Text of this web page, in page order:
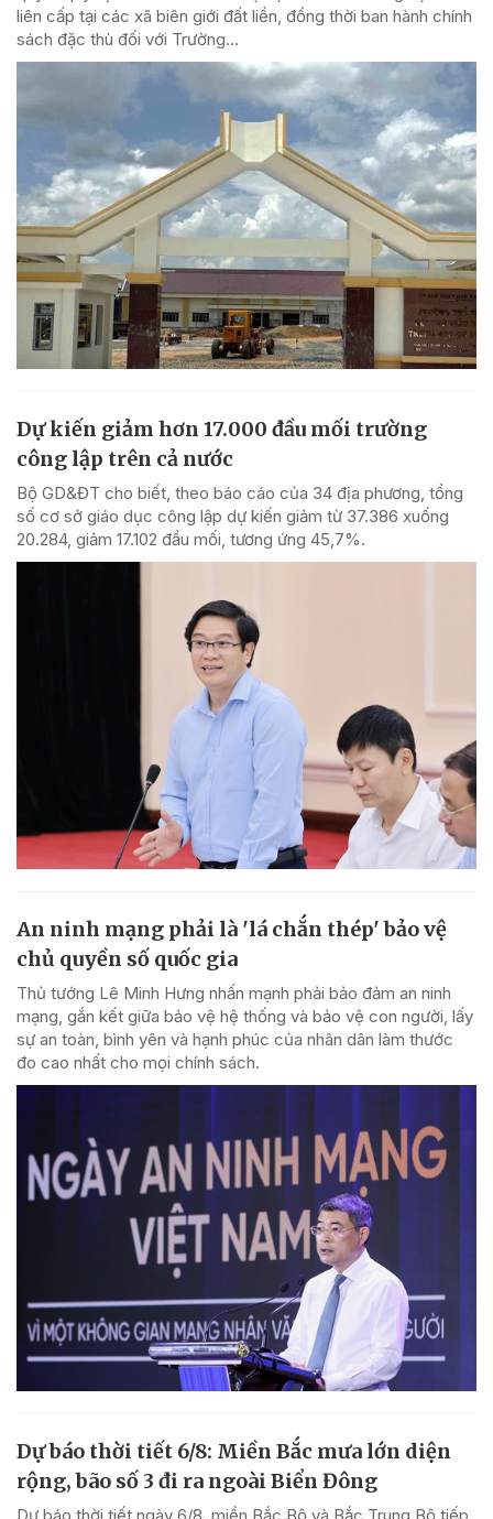
liên cấp tại các xã biên giới đất liền, đồng thời ban hành chính
sách đặc thù đối với Trường...
Dự kiến giảm hơn 17.000 đầu mối trường
công lập trên cả nước
Bộ GD&ĐT cho biết, theo báo cáo của 34 địa phương, tổng
số cơ sở giáo dục công lập dự kiến giảm từ 37.386 xuống
20.284, giảm 17.102 đầu mối, tương ứng 45,7%.
An ninh mạng phải là 'lá chắn thép' bảo vệ
chủ quyền số quốc gia
Thủ tướng Lê Minh Hưng nhấn mạnh phải bảo đảm an ninh
mạng, gắn kết giữa bảo vệ hệ thống và bảo vệ con người, lấy
sự an toàn, bình yên và hạnh phúc của nhân dân làm thước
đo cao nhất cho mọi chính sách.
Dự báo thời tiết 6/8: Miền Bắc mưa lớn diện
rộng, bão số 3 đi ra ngoài Biển Đông